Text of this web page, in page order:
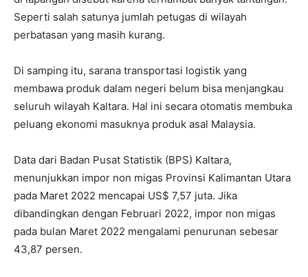
Seperti salah satunya jumlah petugas di wilayah
perbatasan yang masih kurang.
Di samping itu, sarana transportasi logistik yang
membawa produk dalam negeri belum bisa menjangkau
seluruh wilayah Kaltara. Hal ini secara otomatis membuka
peluang ekonomi masuknya produk asal Malaysia.
Data dari Badan Pusat Statistik (BPS) Kaltara,
menunjukkan impor non migas Provinsi Kalimantan Utara
pada Maret 2022 mencapai US$ 7,57 juta. Jika
dibandingkan dengan Februari 2022, impor non migas
pada bulan Maret 2022 mengalami penurunan sebesar
43,87 persen.